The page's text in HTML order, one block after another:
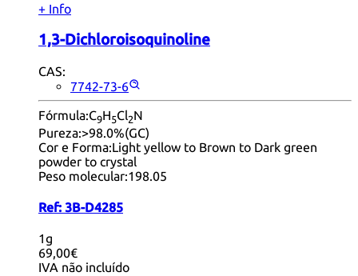
+ Info
1,3-Dichloroisoquinoline
CAS:
7742-73-6
Fórmula:C9H5Cl2N
Pureza:>98.0%(GC)
Cor e Forma:Light yellow to Brown to Dark green
powder to crystal
Peso molecular:198.05
Ref: 3B-D4285
1g
69,00€
IVA não incluído